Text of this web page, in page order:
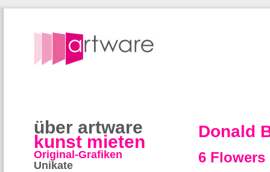
über artware
kunst mieten
Original-Grafiken
Unikate
Donald
6 Flowers